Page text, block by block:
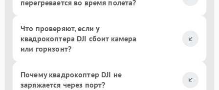
перегревается во время полета?
Что проверяют, если у
квадрокоптера DJI сбоит камера
или горизонт?
Почему квадрокоптер DJI не
заряжается через порт?